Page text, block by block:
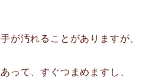
が汚れることがありますが、
って、すぐつまめますし、